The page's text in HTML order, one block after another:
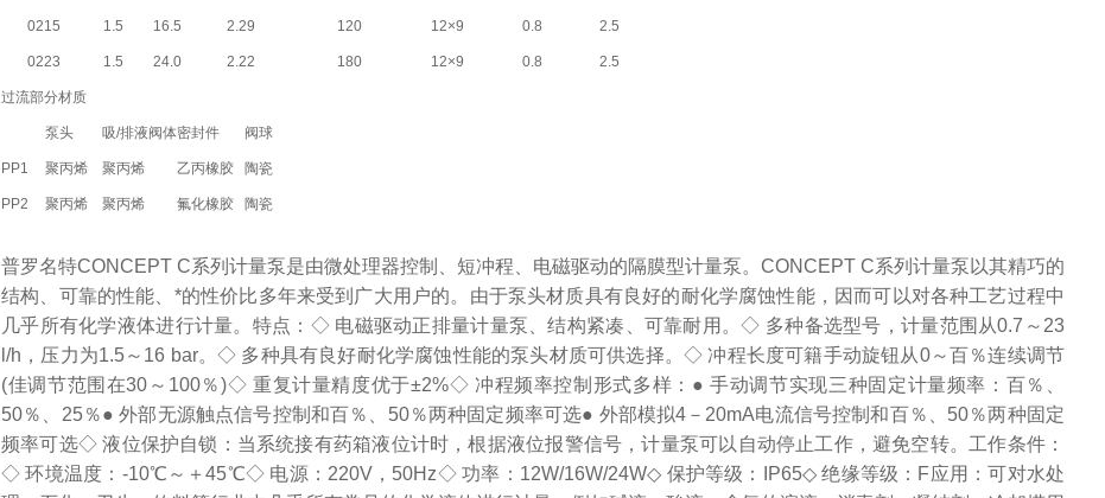
0215 1.5 16.5 2.29 120 12×9 0.8 2.5
0223 1.5 24.0 2.22 180 12×9 0.8 2.5
过流部分材质
泵头 吸/排液阀体密封件 阀球
PP1 聚丙烯 聚丙烯 乙丙橡胶 陶瓷
PP2 聚丙烯 聚丙烯 氟化橡胶 陶瓷
普罗名特CONCEPT C系列计量泵是由微处理器控制、短冲程、电磁驱动的隔膜型计量泵。CONCEPT C系列计量泵以其精巧的
结构、可靠的性能、*的性价比多年来受到广大用户的。由于泵头材质具有良好的耐化学腐蚀性能，因而可以对各种工艺过程中
几乎所有化学液体进行计量。特点：◇ 电磁驱动正排量计量泵、结构紧凑、可靠耐用。◇ 多种备选型号，计量范围从0.7～23
l/h，压力为1.5～16 bar。◇ 多种具有良好耐化学腐蚀性能的泵头材质可供选择。◇ 冲程长度可籍手动旋钮从0～百％连续调节
(佳调节范围在30～100％)◇ 重复计量精度优于±2%◇ 冲程频率控制形式多样：● 手动调节实现三种固定计量频率：百％、
50％、25％● 外部无源触点信号控制和百％、50％两种固定频率可选● 外部模拟4－20mA电流信号控制和百％、50％两种固定
频率可选◇ 液位保护自锁：当系统接有药箱液位计时，根据液位报警信号，计量泵可以自动停止工作，避免空转。工作条件：
◇ 环境温度：-10℃～＋45℃◇ 电源：220V，50Hz◇ 功率：12W/16W/24W◇ 保护等级：IP65◇ 绝缘等级：F应用：可对水处